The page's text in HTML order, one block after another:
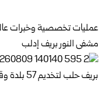
عمليات تخصصية وخبرات
مشفى النور بريف إدلب